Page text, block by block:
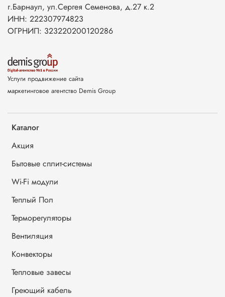
Каталог
Акция
Бытовые сплит-системы
Wi-Fi модули
Теплый Пол
Терморегуляторы
Вентиляция
Конвекторы
Тепловые завесы
Греющий кабель
г.Барнаул, ул.Сергея Семенова, д.27 к.2
ИНН: 222307974823
ОГРНИП: 323220200120286
Услуги продвижение сайта
маркетинговое агентство Demis Group